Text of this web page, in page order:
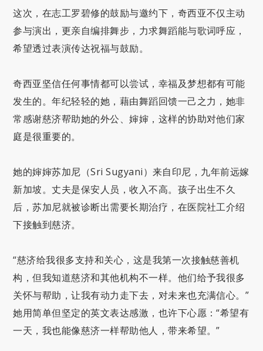
这次，在志工罗碧修的鼓励与邀约下，奇西亚不仅主动
参与演出，更亲自编排舞步，力求舞蹈能与歌词呼应，
希望透过表演传达祝福与鼓励。
奇西亚坚信任何事情都可以尝试，幸福及梦想都有可能
发生的。年纪轻轻的她，藉由舞蹈回馈一己之力，她非
常感谢慈济帮助她的外公、婶婶，这样的协助对他们家
庭是很重要的。
她的婶婶苏加尼（Sri Sugyani）来自印尼，九年前远嫁
新加坡。丈夫是保安人员，收入不高。孩子出生不久
后，苏加尼就被诊断出需要长期治疗，在医院社工介绍
下接触到慈济。
“慈济给我很多支持和关心，这是我第一次接触慈善机
构，但我知道慈济和其他机构不一样。他们给予我很多
关怀与帮助，让我有动力走下去，对未来也充满信心。”
她用简单但坚定的英文表达感激，也许下心愿：“希望有
一天，我也能像慈济一样帮助他人，带来希望。”